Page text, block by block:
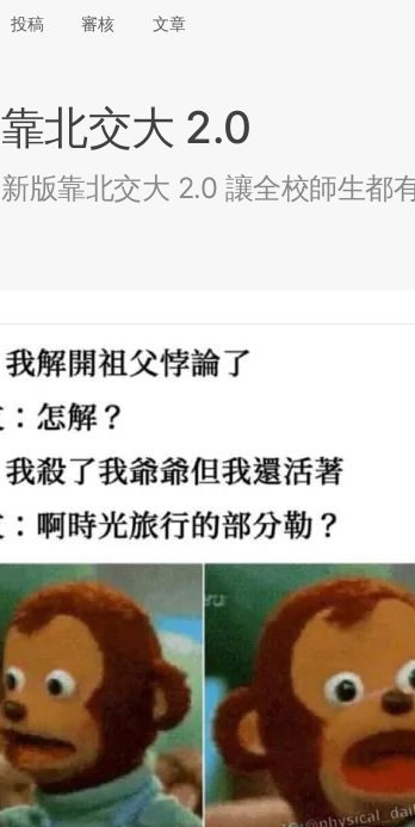
投稿 審核 文章
靠北交大 2.0
新版靠北交大 2.0 讓全校師生都